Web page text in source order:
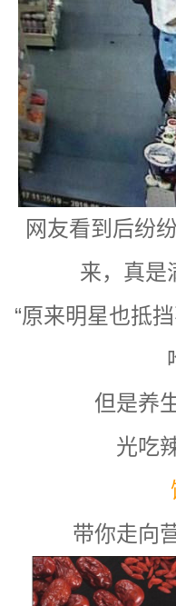
网友看到后纷
来，真是
“原来明星也抵
但是养
光吃
带你走向